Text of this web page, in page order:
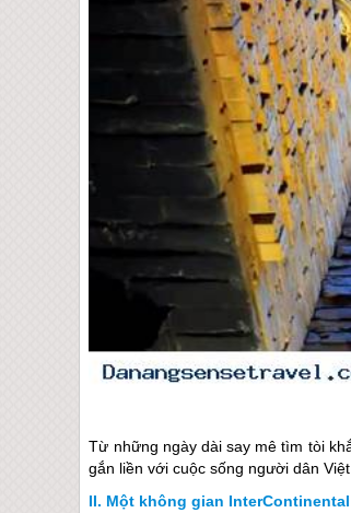
Từ những ngày dài say mê tìm tòi
gắn liền với cuộc sống người dân
Một không gian